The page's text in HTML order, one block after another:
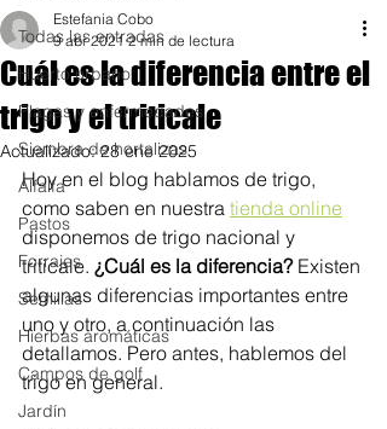
Todas las entradas
Huerto urbano
Plagas y enfermedades
Siembra de hortalizas
Alfalfa
Pastos
Forrajes
Semillas
Hierbas aromáticas
Campos de golf
Jardín
Cuál es la diferencia entre el
trigo y el triticale
Estefania Cobo
9 abr 2021 2 min de lectura
Actualizado:28 ene 2025
Hoy en el blog hablamos de trigo,
como saben en nuestra tienda online
disponemos de trigo nacional y
triticale. ¿Cuál es la diferencia? Existen
algunas diferencias importantes entre
uno y otro, a continuación las
detallamos. Pero antes, hablemos del
trigo en general.